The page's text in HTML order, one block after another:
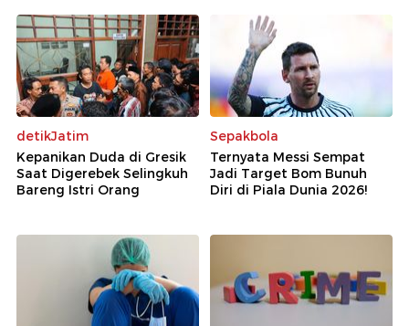
detikJatim
Kepanikan Duda di Gresik
Saat Digerebek Selingkuh
Bareng Istri Orang
Sepakbola
Ternyata Messi Sempat
Jadi Target Bom Bunuh
Diri di Piala Dunia 2026!